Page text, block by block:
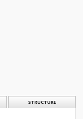
STRUCTURE